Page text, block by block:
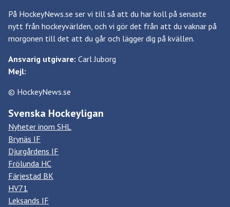
På HockeyNews.se ser vi till så att du har koll på senaste
nytt från hockeyvärlden, och vi gör det från att du vaknar på
morgonen till det att du går och lägger dig på kvällen.
Ansvarig utgivare: Carl Juborg
Mejl:
© HockeyNews.se
Svenska Hockeyligan
Nyheter inom SHL
Brynäs IF
Djurgårdens IF
Frölunda HC
Färjestad BK
HV71
Leksands IF